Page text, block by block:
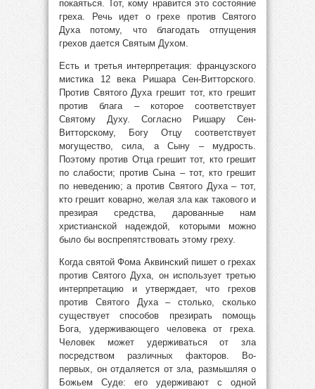
покаяться. Тот, кому нравится это состояние
греха. Речь идет о грехе против Святого
Духа потому, что благодать отпущения
грехов дается Святым Духом.
Есть и третья интерпретация: французского
мистика 12 века Ришара Сен-Витторского.
Против Святого Духа грешит тот, кто грешит
против блага – которое соответствует
Святому Духу. Согласно Ришару Сен-
Витторскому, Богу Отцу соответствует
могущество, сила, а Сыну – мудрость.
Поэтому против Отца грешит тот, кто грешит
по слабости; против Сына – тот, кто грешит
по неведению; а против Святого Духа – тот,
кто грешит коварно, желая зла как такового и
презирая средства, дарованные нам
христианской надеждой, которыми можно
было бы воспрепятствовать этому греху.
Когда святой Фома Аквинский пишет о грехах
против Святого Духа, он использует третью
интерпретацию и утверждает, что грехов
против Святого Духа – столько, сколько
существует способов презирать помощь
Бога, удерживающего человека от греха.
Человек может удерживаться от зла
посредством различных факторов. Во-
первых, он отдаляется от зла, размышляя о
Божьем Суде: его удерживают с одной